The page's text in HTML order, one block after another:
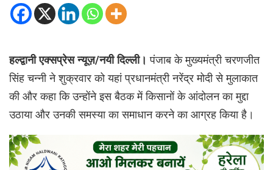
हल्द्वानी एक्सप्रेस न्यूज़/नयी दिल्ली। पंजाब के मुख्यमंत्री चरणजीत
सिंह चन्नी ने शुक्रवार को यहां प्रधानमंत्री नरेंद्र मोदी से मुलाकात
की और कहा कि उन्होंने इस बैठक में किसानों के आंदोलन का मुद्दा
उठाया और उनकी समस्या का समाधान करने का आग्रह किया है।